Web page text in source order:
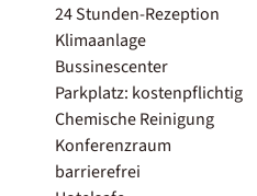
24 Stunden-Rezeption
Klimaanlage
Bussinescenter
Parkplatz: kostenpflichtig
Chemische Reinigung
Konferenzraum
barrierefrei